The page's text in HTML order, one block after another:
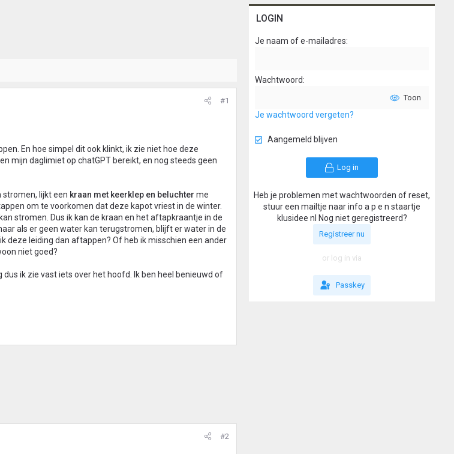
#1
En hoe simpel dit ook klinkt, ik zie niet hoe deze
mijn daglimiet op chatGPT bereikt, en nog steeds geen
stromen, lijkt een kraan met keerklep en beluchter me
om te voorkomen dat deze kapot vriest in de winter.
stromen. Dus ik kan de kraan en het aftapkraantje in de
als er geen water kan terugstromen, blijft er water in de
deze leiding dan aftappen? Of heb ik misschien een ander
niet goed?
ik zie vast iets over het hoofd. Ik ben heel benieuwd of
#2
LOGIN
Je naam of e-mailadres
Wachtwoord
Toon
Je wachtwoord vergeten?
Aangemeld blijven
Log in
Heb je problemen met wachtwoorden of reset,
stuur een mailtje naar info a p e n staartje
klusidee nl Nog niet geregistreerd?
Registreer nu
or log in via
Passkey